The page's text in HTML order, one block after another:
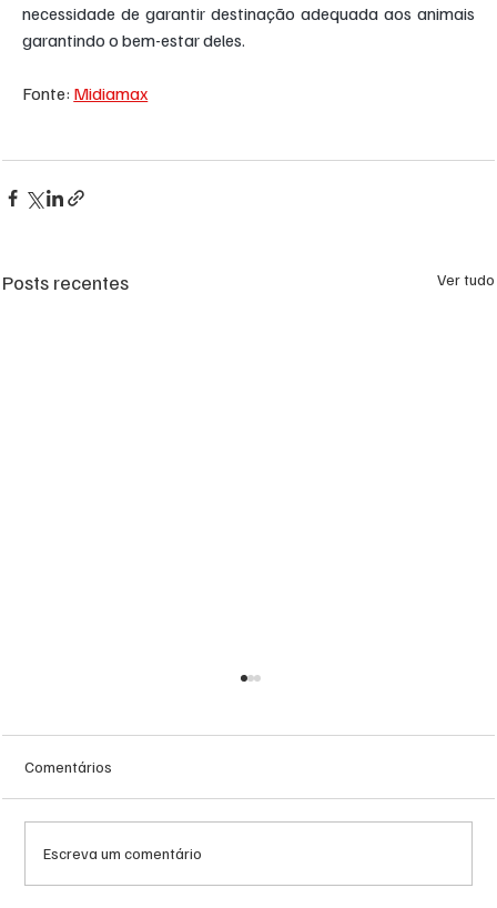
necessidade de garantir destinação adequada aos animais
garantindo o bem-estar deles.
Fonte: Midiamax
Posts recentes Ver tudo
Comentários
Escreva um comentário